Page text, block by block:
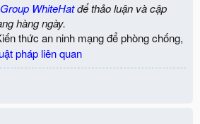
Group WhiteHatđể thảo luận và cập
hàng ngày.
thức an ninh mạng để phòng chống,
pháp liên quan